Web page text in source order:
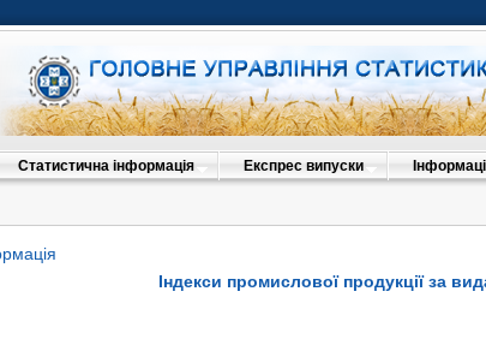
Статистична інформація Експрес випуски
Індекси промислової продукції за